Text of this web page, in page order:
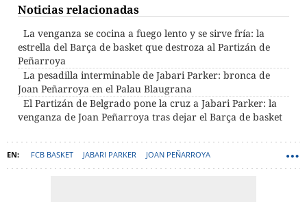
Noticias relacionadas
La venganza se cocina a fuego lento y se sirve fría: la
estrella del Barça de basket que destroza al Partizán de
Peñarroya
La pesadilla interminable de Jabari Parker: bronca de
Joan Peñarroya en el Palau Blaugrana
El Partizán de Belgrado pone la cruz a Jabari Parker: la
venganza de Joan Peñarroya tras dejar el Barça de basket
FCB BASKET JABARI PARKER JOAN PEÑARROYA